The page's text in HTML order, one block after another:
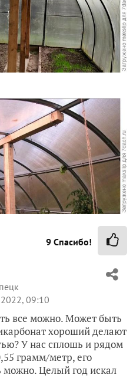
9 Спасибо!
09:10
все можно. Может быть
хороший делают
У нас сплошь и рядом
грамм/метр, его
можно. Целый год искал